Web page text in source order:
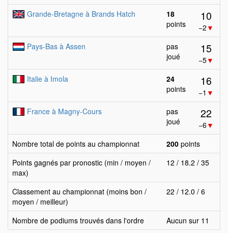
Grande-Bretagne à Brands Hatch
18
points
10
−2 ▼
Pays-Bas à Assen
pas
joué
15
−5▼
Italie à Imola
24
points
16
−1 ▼
France à Magny-Cours
pas
joué
22
−6▼
Nombre total de points au championnat
200 points
Points gagnés par pronostic (min / moyen /
max)
12 / 18.2 / 35
Classement au championnat (moins bon /
moyen / meilleur)
22 / 12.0 / 6
Nombre de podiums trouvés dans l'ordre Aucun sur 11